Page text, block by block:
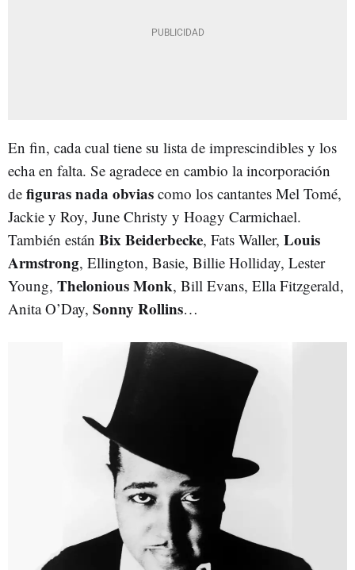
En fin, cada cual tiene su lista de imprescindibles y los
echa en falta. Se agradece en cambio la incorporación
de figuras nada obvias como los cantantes Mel Tomé,
Jackie y Roy, June Christy y Hoagy Carmichael.
También están Bix Beiderbecke, Fats Waller, Louis
Armstrong, Ellington, Basie, Billie Holliday, Lester
Young, Thelonious Monk, Bill Evans, Ella Fitzgerald,
Anita O’Day, Sonny Rollins…